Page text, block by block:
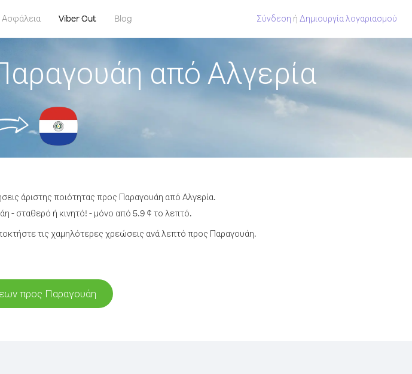
Ασφάλεια Viber Out Blog Σύνδεση ή Δημιουργία λογαριασμού
από Αλγερία
άριστης ποιότητας προς Παραγουάη από Αλγερία.
- σταθερό ή κινητό! - μόνο από 5.9 ¢ το λεπτό.
τις χαμηλότερες χρεώσεις ανά λεπτό προς Παραγουάη.
προς Παραγουάη